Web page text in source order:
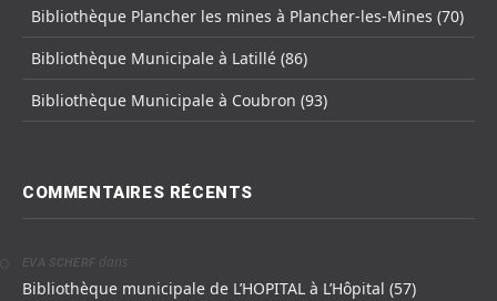
Bibliothèque Plancher les mines à Plancher-les-Mines (70)
Bibliothèque Municipale à Latillé (86)
Bibliothèque Municipale à Coubron (93)
COMMENTAIRES RÉCENTS
EVA SCHERF dans
Bibliothèque municipale de L’HOPITAL à L’Hôpital (57)